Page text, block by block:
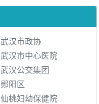
武汉市政协
武汉市中心医院
武汉公交集团
郧阳区
仙桃妇幼保健院